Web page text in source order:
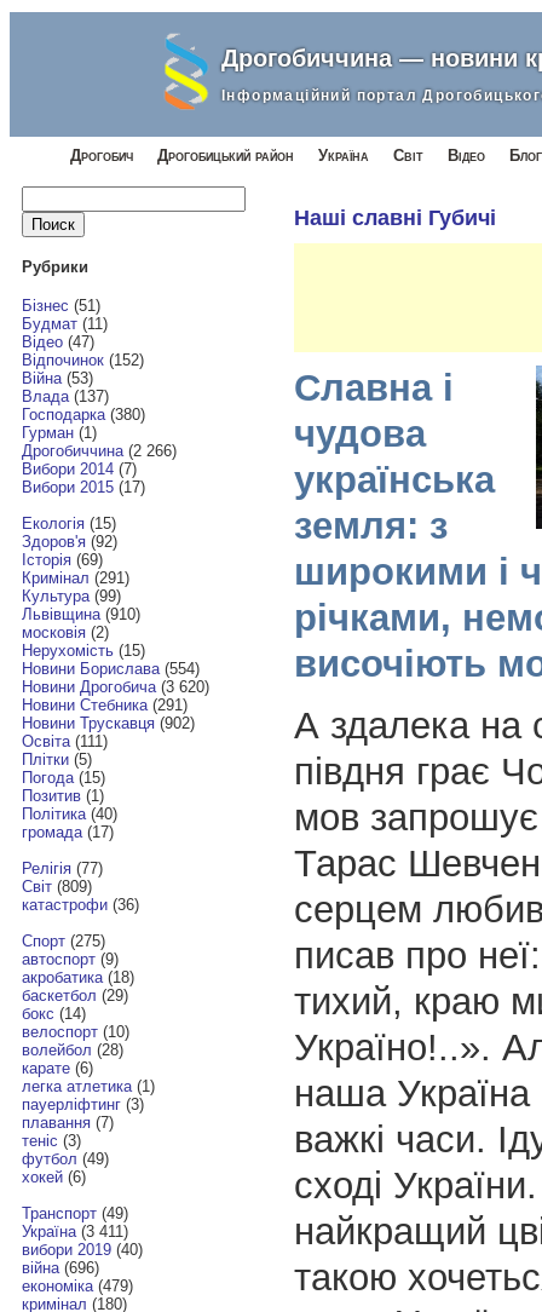
Дрогобиччина — новини
Інформаційний портал
Дрогобич Дрогобицький район Україна Світ Відео
Найти:
Рубрики
Бізнес (51)
Будмат(11)
Відео(47)
Відпочинок(152)
Війна(53)
Влада(137)
Господарка(380)
Гурман(1)
Дрогобиччина(2 266)
Вибори 2014(7)
Вибори 2015(17)
Екологія(15)
Здоров'я(92)
Історія(69)
Кримінал (291)
Культура(99)
Львівщина(910)
московія(2)
Нерухомість(15)
Новини Борислава(554)
Новини Дрогобича(3 620)
Новини Стебника(291)
Новини Трускавця(902)
Освіта(111)
Плітки(5)
Погода(15)
Позитив(1)
Політика(40)
громада(17)
Релігія(77)
Світ(809)
катастрофи(36)
Спорт(275)
автоспорт(9)
акробатика(18)
баскетбол (29)
бокс (14)
велоспорт(10)
волейбол (28)
карате(6)
легка атлетика(1)
пауерліфтинг(3)
плавання(7)
теніс (3)
футбол (49)
хокей(6)
Транспорт(49)
Україна(3 411)
вибори 2019(40)
війна(696)
економіка(479)
кримінал (180)
Наші славні Губичі
Славна і
чудова
українська
земля: з
широкими і
річками,
височіють
А здалека на
півдня грає
мов
Тарас
серцем любив
писав про
тихий, краю
Україно!..».
наша
важкі часи.
сході
найкращий
такою